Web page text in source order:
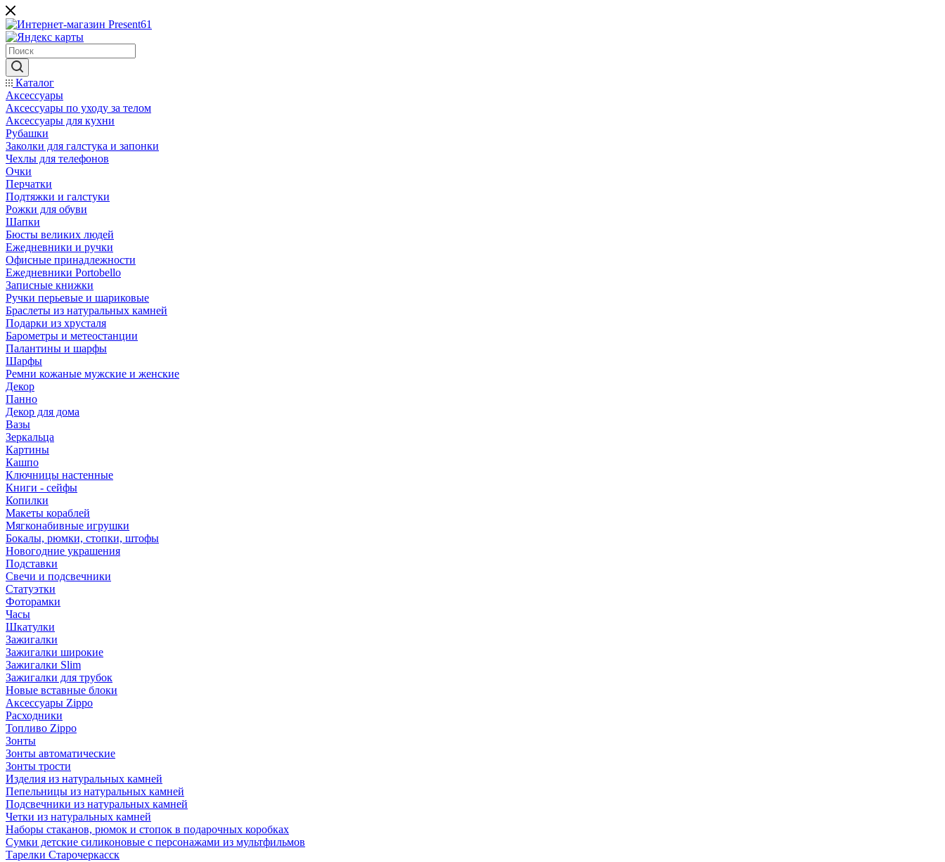
Каталог
Аксессуары
Аксессуары по уходу за телом
Аксессуары для кухни
Рубашки
Заколки для галстука и запонки
Чехлы для телефонов
Очки
Перчатки
Подтяжки и галстуки
Рожки для обуви
Шапки
Бюсты великих людей
Ежедневники и ручки
Офисные принадлежности
Ежедневники Portobello
Записные книжки
Ручки перьевые и шариковые
Браслеты из натуральных камней
Подарки из хрусталя
Барометры и метеостанции
Палантины и шарфы
Шарфы
Ремни кожаные мужские и женские
Декор
Панно
Декор для дома
Вазы
Зеркальца
Картины
Кашпо
Ключницы настенные
Книги - сейфы
Копилки
Макеты кораблей
Мягконабивные игрушки
Бокалы, рюмки, стопки, штофы
Новогодние украшения
Подставки
Свечи и подсвечники
Статуэтки
Фоторамки
Часы
Шкатулки
Зажигалки
Зажигалки широкие
Зажигалки Slim
Зажигалки для трубок
Новые вставные блоки
Аксессуары Zippo
Расходники
Топливо Zippo
Зонты
Зонты автоматические
Зонты трости
Изделия из натуральных камней
Пепельницы из натуральных камней
Подсвечники из натуральных камней
Четки из натуральных камней
Наборы стаканов, рюмок и стопок в подарочных коробках
Сумки детские силиконовые с персонажами из мультфильмов
Тарелки Старочеркасск